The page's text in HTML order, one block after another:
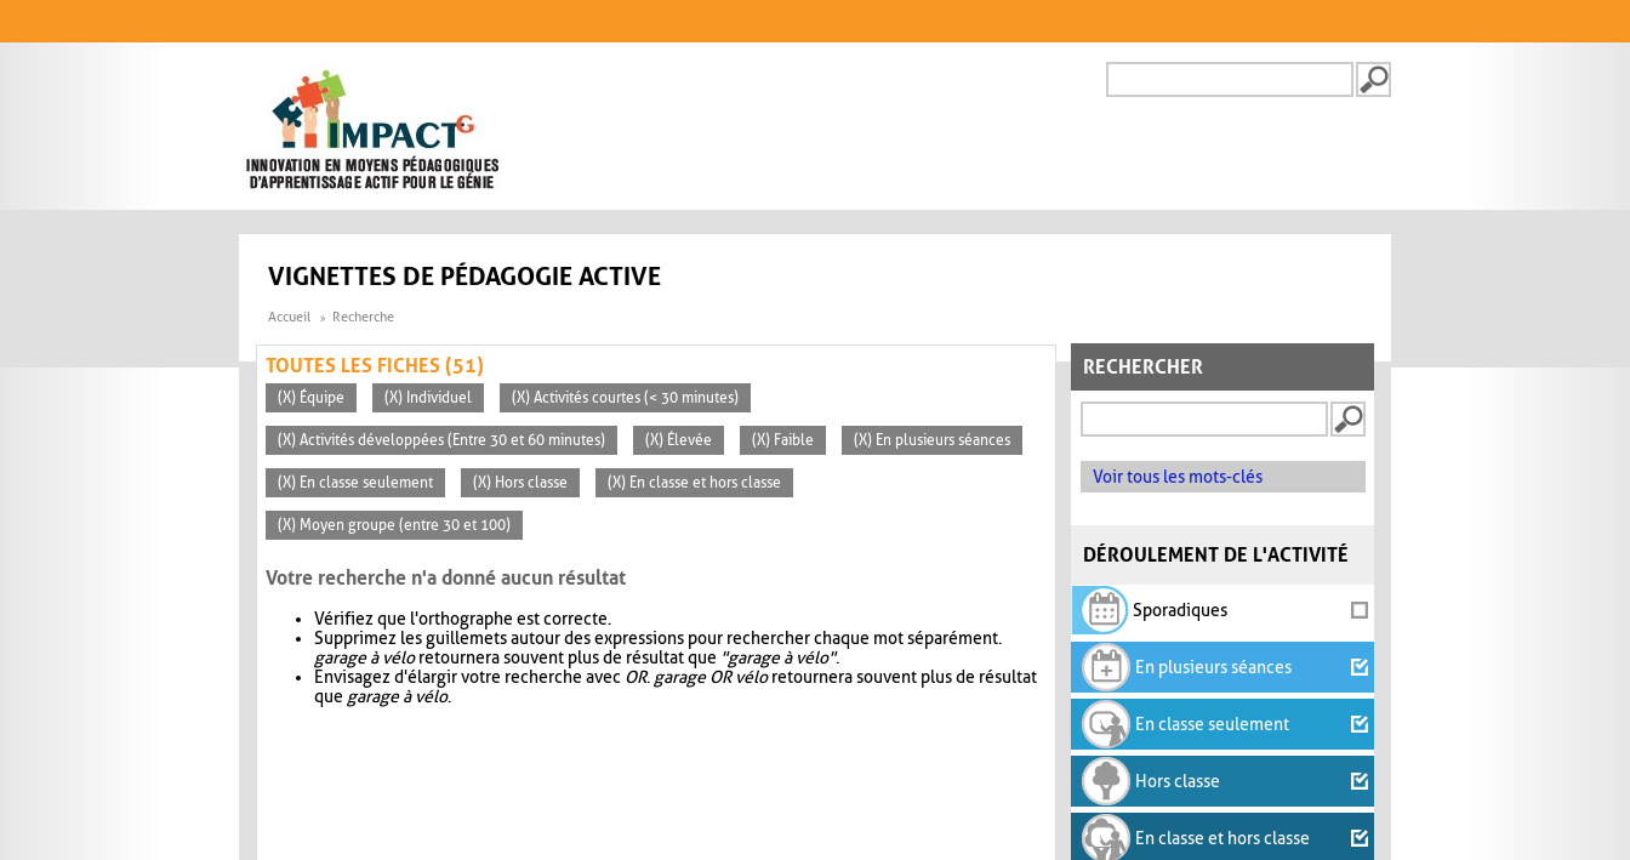
FORMULAIRE DE
VIGNETTES DE PÉDAGOGIE ACTIVE
Accueil Recherche
RECHERCHER
Voir tous les mots-clés
DÉROULEMENT DE L'ACTIVITÉ
Sporadiques
En plusieurs séances
En classe seulement
Hors classe
En classe et hors classe
TOUTES LES FICHES (51)
(X) Équipe (X) Individuel (X) Activités courtes (< 30 minutes)
(X) Activités développées (Entre 30 et 60 minutes) (X) Élevée (X) Faible (X) En plusieurs séances
(X) En classe seulement (X) Hors classe (X) En classe et hors classe
(X) Moyen groupe (entre 30 et 100)
Votre recherche n'a donné aucun résultat
Vérifiez que l'orthographe est correcte.
Supprimez les guillemets autour des expressions pour rechercher chaque mot séparément.
garage à véloretournera souvent plus de résultat que "garage à vélo".
Envisagez d'élargir votre recherche avec OR. garage OR véloretournera souvent plus de résultat
que garage à vélo.